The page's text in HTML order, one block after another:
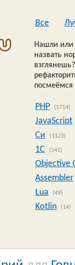
Все
Нашли или
назвать
посмеёмся
PHP (5714)
JavaScript
Си
(1123)
1C (541)
Objective
Assembler
Lua
(49)
Kotlin (14)